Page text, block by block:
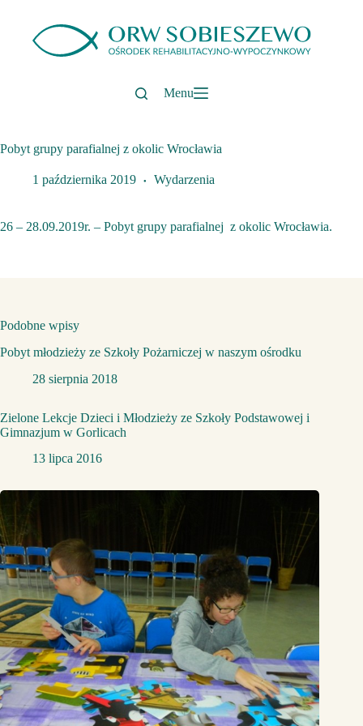
Menu
Pobyt grupy parafialnej z okolic Wrocławia
1 października 2019 Wydarzenia
26 – 28.09.2019r. – Pobyt grupy parafialnej z okolic Wrocławia.
Podobne wpisy
Pobyt młodzieży ze Szkoły Pożarniczej w naszym ośrodku
28 sierpnia 2018
Zielone Lekcje Dzieci i Młodzieży ze Szkoły Podstawowej i
Gimnazjum w Gorlicach
13 lipca 2016